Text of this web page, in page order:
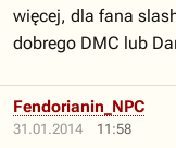
więcej, dla fana
dobrego DMC lub
31.01.2014 11:58
Fendorianin_NPC